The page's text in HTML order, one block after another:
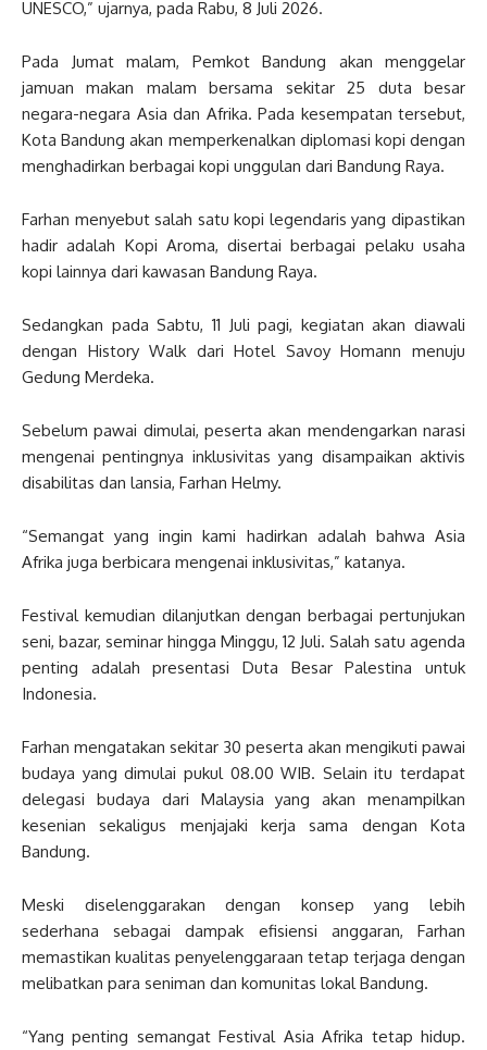
UNESCO,” ujarnya, pada Rabu, 8 Juli 2026.
Pada Jumat malam, Pemkot Bandung akan menggelar
jamuan makan malam bersama sekitar 25 duta besar
negara-negara Asia dan Afrika. Pada kesempatan tersebut,
Kota Bandung akan memperkenalkan diplomasi kopi dengan
menghadirkan berbagai kopi unggulan dari Bandung Raya.
Farhan menyebut salah satu kopi legendaris yang dipastikan
hadir adalah Kopi Aroma, disertai berbagai pelaku usaha
kopi lainnya dari kawasan Bandung Raya.
Sedangkan pada Sabtu, 11 Juli pagi, kegiatan akan diawali
dengan History Walk dari Hotel Savoy Homann menuju
Gedung Merdeka.
Sebelum pawai dimulai, peserta akan mendengarkan narasi
mengenai pentingnya inklusivitas yang disampaikan aktivis
disabilitas dan lansia, Farhan Helmy.
“Semangat yang ingin kami hadirkan adalah bahwa Asia
Afrika juga berbicara mengenai inklusivitas,” katanya.
Festival kemudian dilanjutkan dengan berbagai pertunjukan
seni, bazar, seminar hingga Minggu, 12 Juli. Salah satu agenda
penting adalah presentasi Duta Besar Palestina untuk
Indonesia.
Farhan mengatakan sekitar 30 peserta akan mengikuti pawai
budaya yang dimulai pukul 08.00 WIB. Selain itu terdapat
delegasi budaya dari Malaysia yang akan menampilkan
kesenian sekaligus menjajaki kerja sama dengan Kota
Bandung.
Meski diselenggarakan dengan konsep yang lebih
sederhana sebagai dampak efisiensi anggaran, Farhan
memastikan kualitas penyelenggaraan tetap terjaga dengan
melibatkan para seniman dan komunitas lokal Bandung.
“Yang penting semangat Festival Asia Afrika tetap hidup.